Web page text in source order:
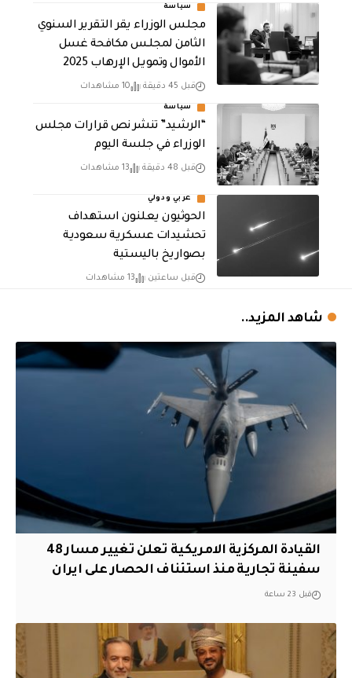
سياسة
مجلس الوزراء يقر التقرير السنوي
الثامن لمجلـس مكافحة غسل
الأموال وتمويـل الإرهـاب 2025
قبل 45 دقيقة 10 مشاهدات
سياسة
“الرشيد” تنشر نص قرارات مجلس
الوزراء في جلسة اليوم
قبل 48 دقيقة 13 مشاهدات
عربي ودولي
الحوثيون يعلنون استهداف
تحشيدات عسكرية سعودية
بصواريخ باليستية
قبل ساعتين 13 مشاهدات
شاهد المزيد..
القيادة المركزية الامريكية تعلن تغيير مسار 48
سفينة تجارية منذ استئناف الحصار على ايران
قبل 23 ساعة